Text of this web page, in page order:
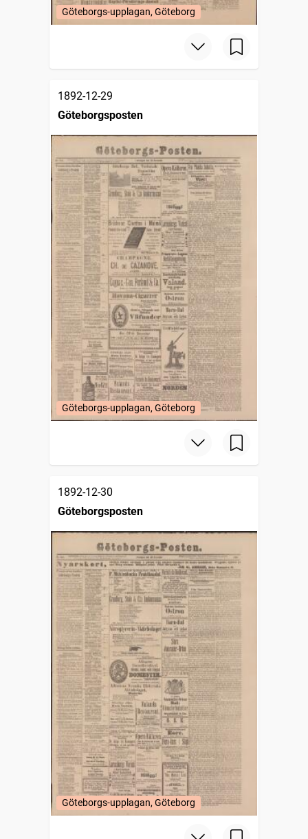
Göteborgs-upplagan, Göteborg
1892-12-29
Göteborgsposten
Göteborgs-upplagan, Göteborg
1892-12-30
Göteborgsposten
Göteborgs-upplagan, Göteborg